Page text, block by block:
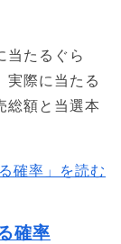
当たるぐら
実際に当たる
総額と当選本
確率」を読む
確率